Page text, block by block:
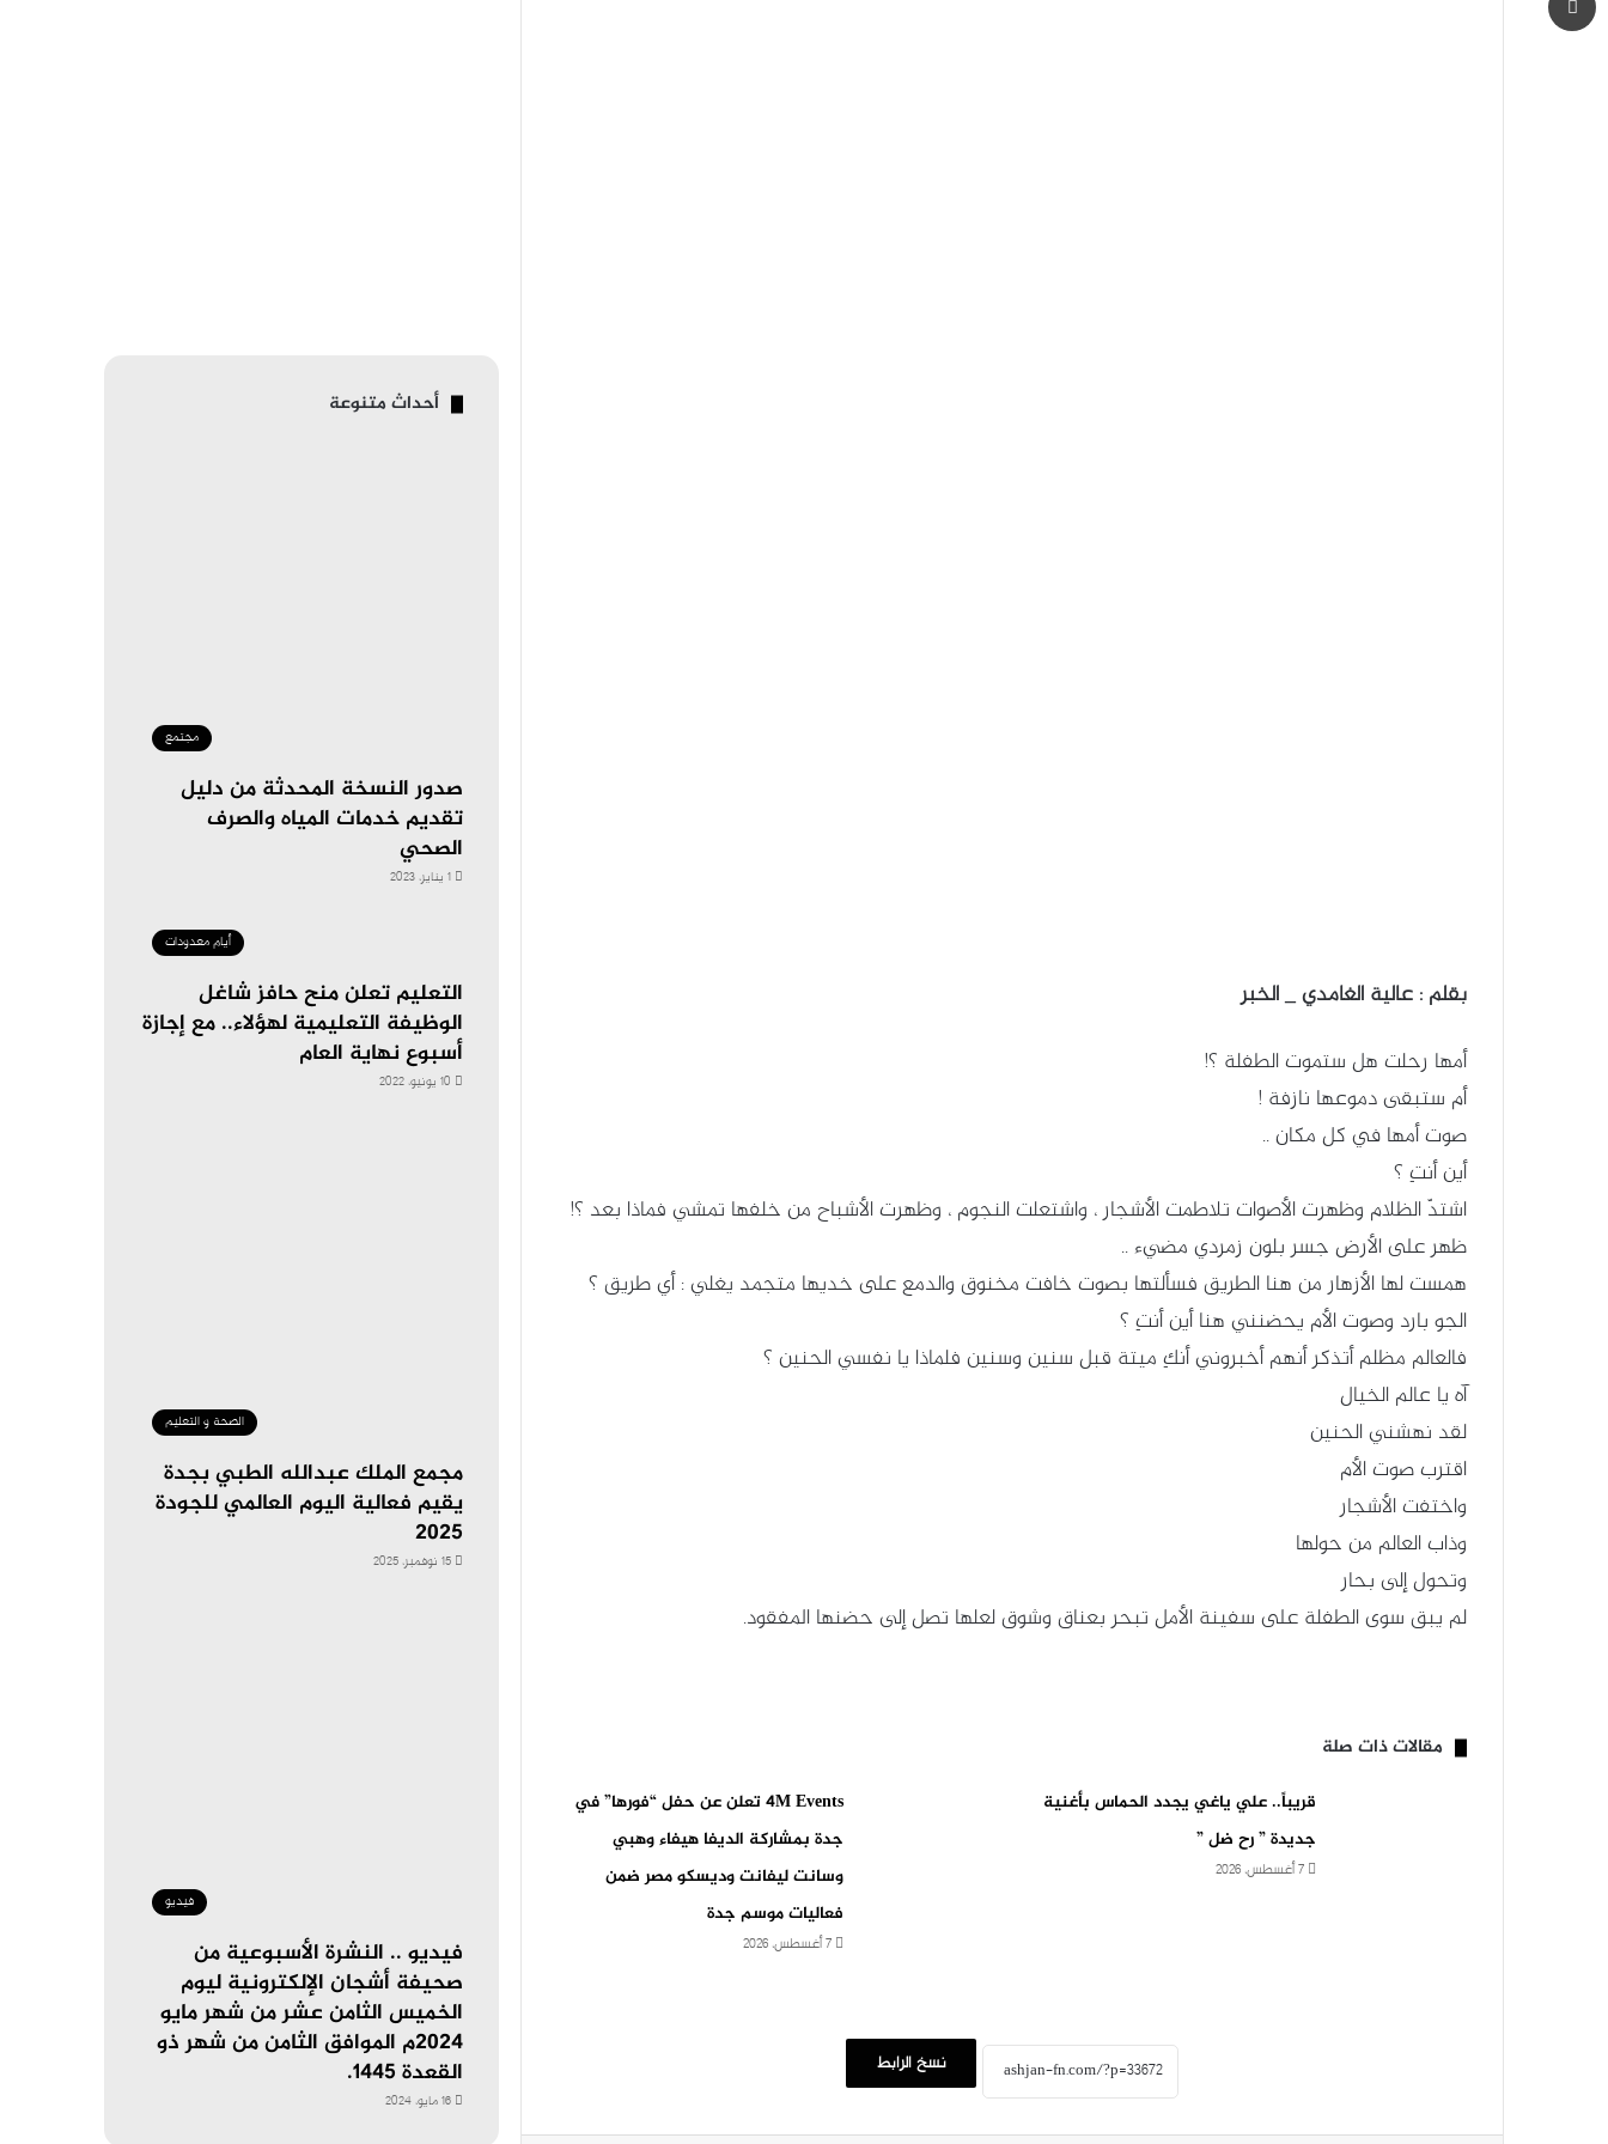
بقلم : عالية الغامدي_ الخبر
أمها رحلت هل ستموت الطفلة ؟!
أم ستبقى دموعها نازفة !
صوت أمها في كل مكان ..
أين أنتِ ؟
اشتدّ الظلام وظهرت الأصوات تلاطمت الأشجار ، واشتعلت النجوم ، وظهرت الأشباح من خلفها تمشي فماذا بعد ؟!
ظهر على الأرض جسر بلون زمردي مضيء ..
همست لها الأزهار من هنا الطريق فسألتها بصوت خافت مخنوق والدمع على خديها متجمد يغلي : أي طريق ؟
الجو بارد وصوت الأم يحضنني هنا أين أنتِ ؟
فالعالم مظلم أتذكر أنهم أخبروني أنكِ ميتة قبل سنين وسنين فلماذا يا نفسي الحنين ؟
آه يا عالم الخيال
لقد نهشني الحنين
اقترب صوت الأم
واختفت الأشجار
وذاب العالم من حولها
وتحول إلى بحار
لم يبق سوى الطفلة على سفينة الأمل تبحر بعناق وشوق لعلها تصل إلى حضنها المفقود.
مقالات ذات صلة
قريباً.. علي ياغي يجدد الحماس بأغنية
جديدة ” رح ضل ”
7 أغسطس، 2026
4M Events تعلن عن حفل “فورها” في
جدة بمشاركة الديفا هيفاء وهبي
وسانت ليفانت وديسكو مصر ضمن
فعاليات موسم جدة
7 أغسطس، 2026
نسخ الرابط
أحداث متنوعة
مجتمع
صدور النسخة المحدثة من دليل
تقديم خدمات المياه والصرف
الصحي
1 يناير، 2023
أيام معدودات
التعليم تعلن منح حافز شاغل
الوظيفة التعليمية لهؤلاء.. مع إجازة
أسبوع نهاية العام
10 يونيو، 2022
الصحة و التعليم
مجمع الملك عبدالله الطبي بجدة
يقيم فعالية اليوم العالمي للجودة
2025
15 نوفمبر، 2025
فيديو
فيديو .. النشرة الأسبوعية من
صحيفة أشجان الإلكترونية ليوم
الخميس الثامن عشر من شهر مايو
٢٠٢٤م الموافق الثامن من شهر ذو
القعدة ١٤٤٥.
16 مايو، 2024